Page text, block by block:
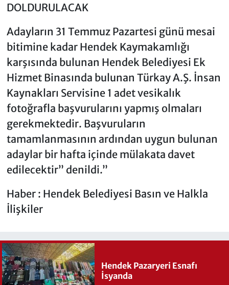
DOLDURULACAK
Adayların 31 Temmuz Pazartesi günü mesai
bitimine kadar Hendek Kaymakamlığı
karşısında bulunan Hendek Belediyesi Ek
Hizmet Binasında bulunan Türkay A.Ş. İnsan
Kaynakları Servisine 1 adet vesikalık
fotoğrafla başvurularını yapmış olmaları
gerekmektedir. Başvuruların
tamamlanmasının ardından uygun bulunan
adaylar bir hafta içinde mülakata davet
edilecektir” denildi.”
Haber : Hendek Belediyesi Basın ve Halkla
İlişkiler
Hendek Pazaryeri Esnafı
İsyanda